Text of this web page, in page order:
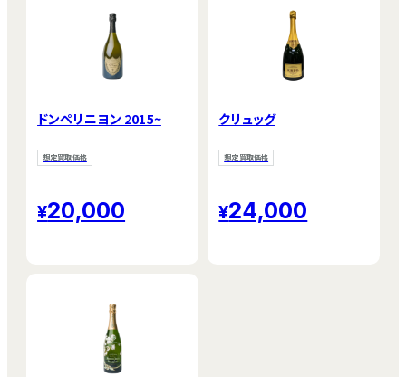
ドンペリニヨン 2015~
想定買取価格
20,000
クリュッグ
想定買取価格
24,000